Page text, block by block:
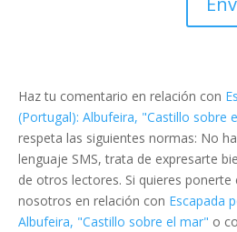
Haz tu comentario en relación con
(Portugal): Albufeira, "Castillo sobre
respeta las siguientes normas: No
lenguaje SMS, trata de expresarte
de otros lectores. Si quieres
nosotros en relación con Escapada
Albufeira, "Castillo sobre el mar" o